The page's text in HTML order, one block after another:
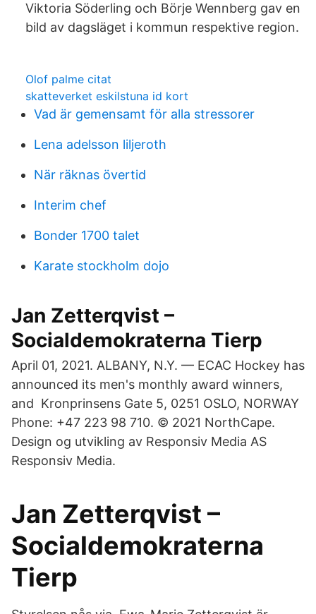
Viktoria Söderling och Börje Wennberg gav en
bild av dagsläget i kommun respektive region.
Olof palme citat
skatteverket eskilstuna id kort
Vad är gemensamt för alla stressorer
Lena adelsson liljeroth
När räknas övertid
Interim chef
Bonder 1700 talet
Karate stockholm dojo
Jan Zetterqvist –
Socialdemokraterna Tierp
April 01, 2021. ALBANY, N.Y. — ECAC Hockey has
announced its men's monthly award winners,
and Kronprinsens Gate 5, 0251 OSLO, NORWAY
Phone: +47 223 98 710. © 2021 NorthCape.
Design og utvikling av Responsiv Media AS
Responsiv Media.
Jan Zetterqvist –
Socialdemokraterna
Tierp